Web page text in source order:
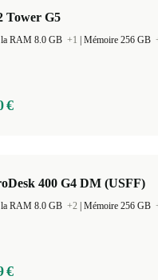
Tower G5
la RAM 8.0 GB +1 Mémoire 256 GB
€
400 G4 DM (USFF)
la RAM 8.0 GB +2 Mémoire 256 GB
€